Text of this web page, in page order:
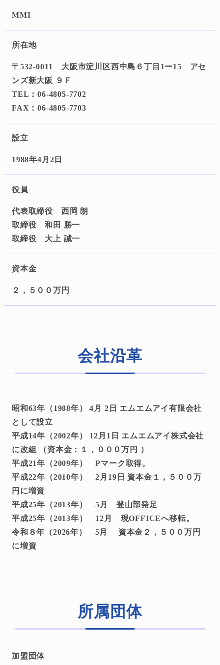
MMI
所在地
〒532-0011 大阪市淀川区西中島６丁目1ー15 アセ
ンズ新大阪 ９Ｆ
TEL：06-4805-7702
FAX：06-4805-7703
設立
1988年4月2日
役員
代表取締役 西岡 朗
取締役 和田 勝一
取締役 大上 誠一
資本金
２，５００万円
会社沿革
昭和63年（1988年） 4月 2日 エムエムアイ有限会社
として設立
平成14年（2002年） 12月1日 エムエムアイ株式会社
に改組 （資本金：１，０００万円 ）
平成21年（2009年） Pマーク取得。
平成22年（2010年） 2月19日 資本金１，５００万
円に増資
平成25年（2013年） 5月 登山部発足
平成25年（2013年） 12月 現OFFICEへ移転。
令和８年（2026年） 5月 資本金２，５００万円
に増資
所属団体
加盟団体